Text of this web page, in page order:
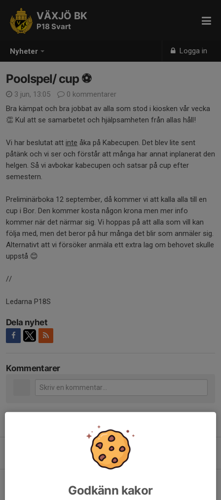
Nyheter Logga in
VÄXJÖ BK
P18 Svart
Poolspel/ cup ⚽️
3 jun, 13:05
0 kommentarer
Bra kämpat och bra jobbat av alla som stod i kiosken vår vecka
👏 Kul att se samarbetet och hjälpsamheten från allas håll!
Vi har beslutat att inte åka på Kabecupen. Det blev lite sent
påtänk och vi ser och förstår att många har annat inplanerat den
helgen. Så vi avbokar kabecupen och satsar på cup efter
semestern.
Preliminärboka 12 september, då kommer vi att kalla alla till en
cup i Bor. Den kommer kosta någon krona men mer info
kommer när det närmar sig. Vi hoppas på att alla som vill kan
följa med, men det beror på hur många det blir som anmäler sig.
Alternativt att vi försöker anmäla ett extra lag om behovet skulle
uppstå 😊
//
Ledarna P18S
Dela nyhet
Kommentarer
Träningar v.27 och sommaruppehåll
0
10 jun, 18:11 0
Godkänn kakor